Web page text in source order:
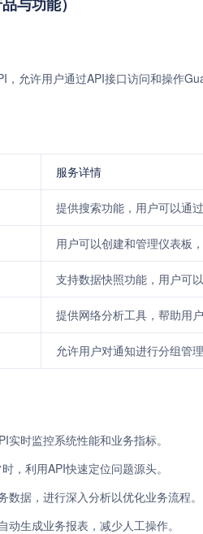
，允许用户通过API接口访问和操作
服务详情
提供搜索功能，用户可以通
用户可以创建和管理仪表板
支持数据快照功能，用户可
提供网络分析工具，帮助用
允许用户对通知进行分组管
时监控系统性能和业务指标。
，利用API快速定位问题源头。
数据，进行深入分析以优化业务流程。
动生成业务报表，减少人工操作。